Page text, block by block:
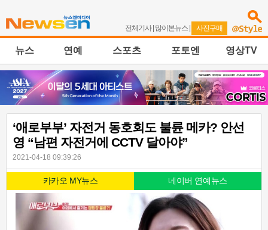
전체기사| 많이본뉴스 | 사진구매
뉴스 연예 스포츠 포토엔 영상TV
‘애로부부’ 자전거 동호회도 불륜 메카? 안선
영 “남편 자전거에 CCTV 달아야”
2021-04-18 09:39:26
카카오 MY뉴스 네이버 연예뉴스